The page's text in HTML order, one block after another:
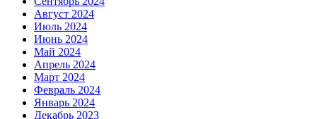
Август 2024
Июль 2024
Июнь 2024
Май 2024
Апрель 2024
Март 2024
Февраль 2024
Январь 2024
Декабрь 2023